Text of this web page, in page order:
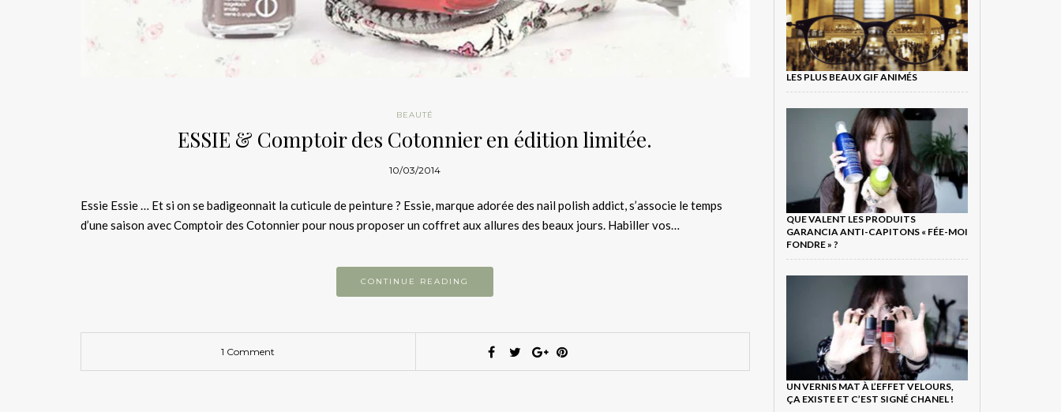
BEAUTÉ
ESSIE & Comptoir des Cotonnier en édition limitée.
10/03/2014
Essie Essie … Et si on se badigeonnait la cuticule de peinture ? Essie, marque adorée des nail polish addict, s’associe le temps
d’une saison avec Comptoir des Cotonnier pour nous proposer un coffret aux allures des beaux jours. Habiller vos…
CONTINUE READING
1 Comment
LES PLUS BEAUX GIF ANIMÉS
QUE VALENT LES PRODUITS
GARANCIA ANTI-CAPITONS « FÉE-MOI
FONDRE » ?
UN VERNIS MAT À L’EFFET VELOURS,
ÇA EXISTE ET C’EST SIGNÉ CHANEL !